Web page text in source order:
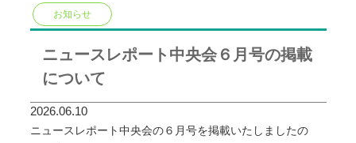
お知らせ
ニュースレポート中央会６月号の掲載
について
2026.06.10
ニュースレポート中央会の６月号を掲載いたしましたの